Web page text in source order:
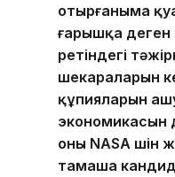
отырғаныма
ғарышқа
ретіндегі
шекараларын
құпияларын
экономикасын
оны NASA үшін
тамаша